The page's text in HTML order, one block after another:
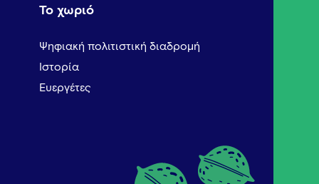
Το χωριό
Ψηφιακή πολιτιστική διαδρομή
Ιστορία
Ευεργέτες